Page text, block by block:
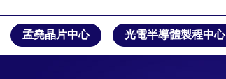
孟堯晶片中心 光電半導體製程中心